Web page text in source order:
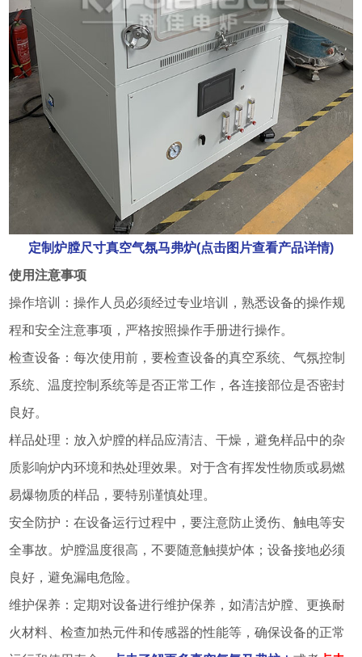
定制炉膛尺寸真空气氛马弗炉(点击图片查看产品详情)
使用注意事项
操作培训：操作人员必须经过专业培训，熟悉设备的操作规
程和安全注意事项，严格按照操作手册进行操作。
检查设备：每次使用前，要检查设备的真空系统、气氛控制
系统、温度控制系统等是否正常工作，各连接部位是否密封
良好。
样品处理：放入炉膛的样品应清洁、干燥，避免样品中的杂
质影响炉内环境和热处理效果。对于含有挥发性物质或易燃
易爆物质的样品，要特别谨慎处理。
安全防护：在设备运行过程中，要注意防止烫伤、触电等安
全事故。炉膛温度很高，不要随意触摸炉体；设备接地必须
良好，避免漏电危险。
维护保养：定期对设备进行维护保养，如清洁炉膛、更换耐
火材料、检查加热元件和传感器的性能等，确保设备的正常